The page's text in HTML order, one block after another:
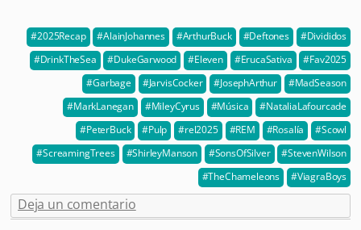
2025Recap AlainJohannes ArthurBuck Deftones
Divididos
DrinkTheSea
DukeGarwood Eleven ErucaSativa
Fav2025
Garbage
JarvisCocker JosephArthur
MadSeason
MarkLanegan
MileyCyrus Música
NataliaLafourcade
PeterBuck
Pulp rel2025 REM Rosalía
Scowl
ScreamingTrees
ShirleyManson SonsOfSilver
StevenWilson
TheChameleons
ViagraBoys
Deja un comentario